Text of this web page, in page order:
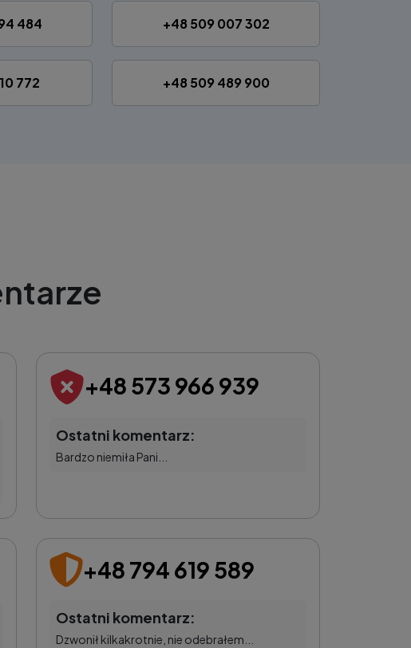
484 +48 509 007 302
772 +48 509 489 900
+48 573 966 939
Ostatni komentarz:
Bardzo niemiła Pani...
+48 794 619 589
Ostatni komentarz:
Dzwonił kilkakrotnie, nie odebrałem...